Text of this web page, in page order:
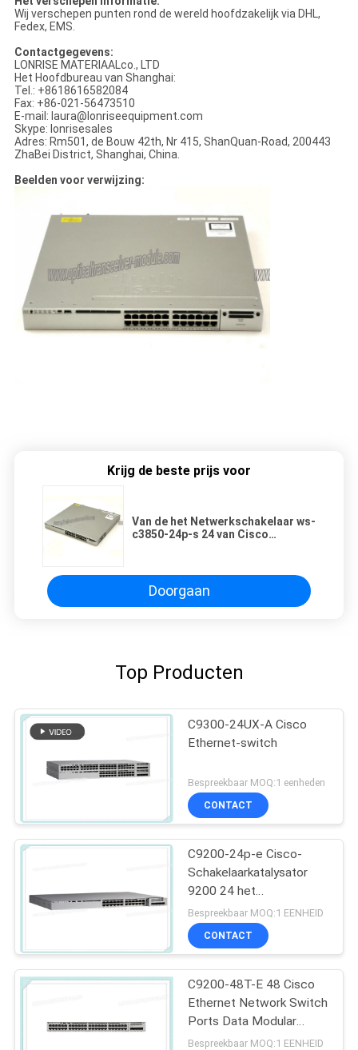
Wij verschepen punten rond de wereld hoofdzakelijk via DHL,
Fedex, EMS.
Contactgegevens:
LONRISE MATERIAALco., LTD
Het Hoofdbureau van Shanghai:
Tel.: +8618616582084
Fax: +86-021-56473510
E-mail: laura@lonriseequipment.com
Skype: lonrisesales
Adres: Rm501, de Bouw 42th, Nr 415, ShanQuan-Road, 200443
ZhaBei District, Shanghai, China.
Beelden voor verwijzing:
Krijg de beste prijs voor
Van de het Netwerkschakelaar ws-
c3850-24p-s 24 van Cisco
Doorgaan
Top Producten
C9300-24UX-A Cisco
Ethernet-switch
Bespreekbaar MOQ:1 eenheden
CONTACT
C9200-24p-e Cisco-
Schakelaarkatalysator
9200 24 het
Netwerkhoofdzaak van
de Havenpoe+
Schakelaar
Bespreekbaar MOQ:1 EENHEID
CONTACT
C9200-48T-E 48 Cisco
Ethernet Network Switch
Ports Data Modular
Uplink Opties
Bespreekbaar MOQ:1 EENHEID